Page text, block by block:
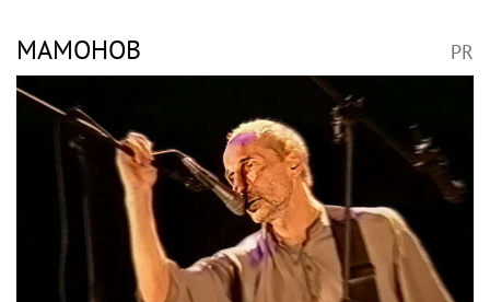
МАМОНОВ PR